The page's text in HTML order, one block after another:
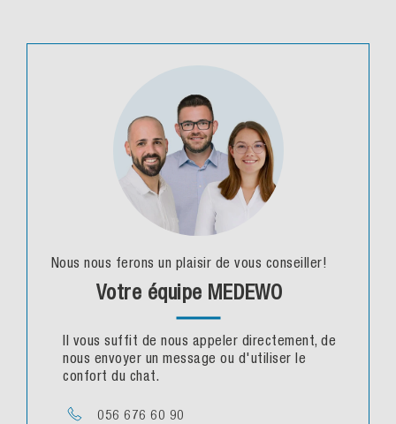
Nous nous ferons un plaisir de vous conseiller!
Votre équipe MEDEWO
Il vous suffit de nous appeler directement, de
nous envoyer un message ou d'utiliser le
confort du chat.
056 676 60 90